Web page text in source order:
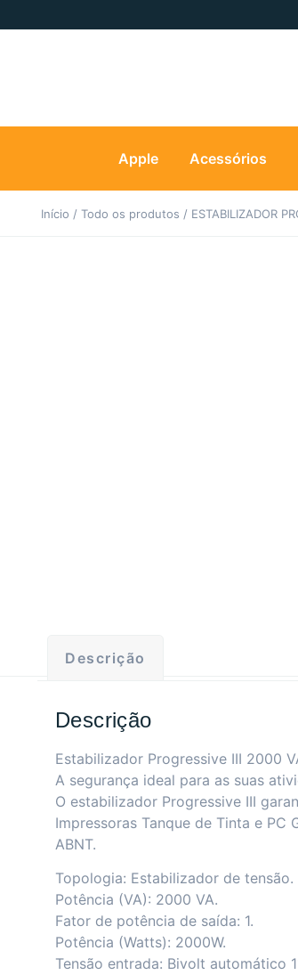
Apple Acessórios
Início / Todo os produtos / ESTABILIZADOR
Descrição
Descrição
Estabilizador Progressive III 2000
A segurança ideal para as suas
O estabilizador Progressive III
Impressoras Tanque de Tinta e PC
ABNT.
Topologia: Estabilizador de tensão.
Potência (VA): 2000 VA.
Fator de potência de saída: 1.
Potência (Watts): 2000W.
Tensão entrada: Bivolt automático